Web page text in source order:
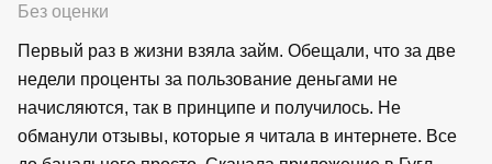
Без оценки
Первый раз в жизни взяла займ. Обещали, что за две
недели проценты за пользование деньгами не
начисляются, так в принципе и получилось. Не
обманули отзывы, которые я читала в интернете. Все